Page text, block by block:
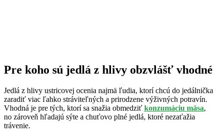
Pre koho sú jedlá z hlivy obzvlášť vhodné
Jedlá z hlivy ustricovej ocenia najmä ľudia, ktorí chcú do jedálnička
zaradiť viac ľahko stráviteľných a prirodzene výživných potravín.
Vhodná je pre tých, ktorí sa snažia obmedziť konzumáciu mäsa,
no zároveň hľadajú sýte a chuťovo plné jedlá, ktoré nezaťažia
trávenie.